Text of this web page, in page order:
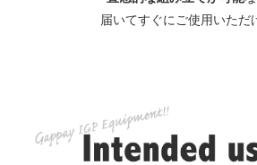
届いてすぐにご使用いただ